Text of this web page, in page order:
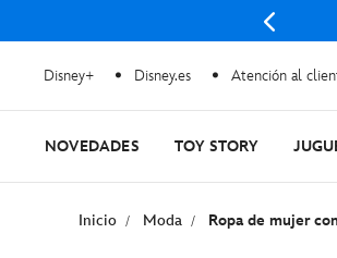
Disney+ Disney.es Atención al
NOVEDADES TOY STORY
Inicio Moda Ropa de mujer